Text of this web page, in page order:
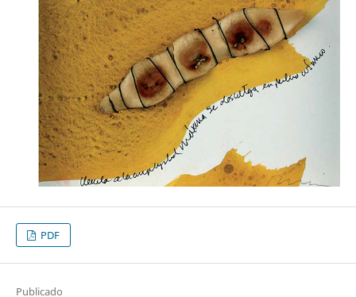
PDF
Publicado